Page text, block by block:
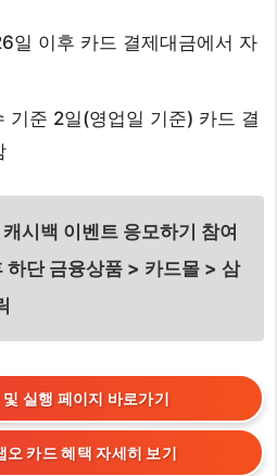
일 이후 카드 결제대금에서 자
기준 2일(영업일 기준) 카드 결
시백 이벤트 응모하기 참여
하단 금융상품 > 카드몰 > 삼
실행 페이지 바로가기
카드 혜택 자세히 보기